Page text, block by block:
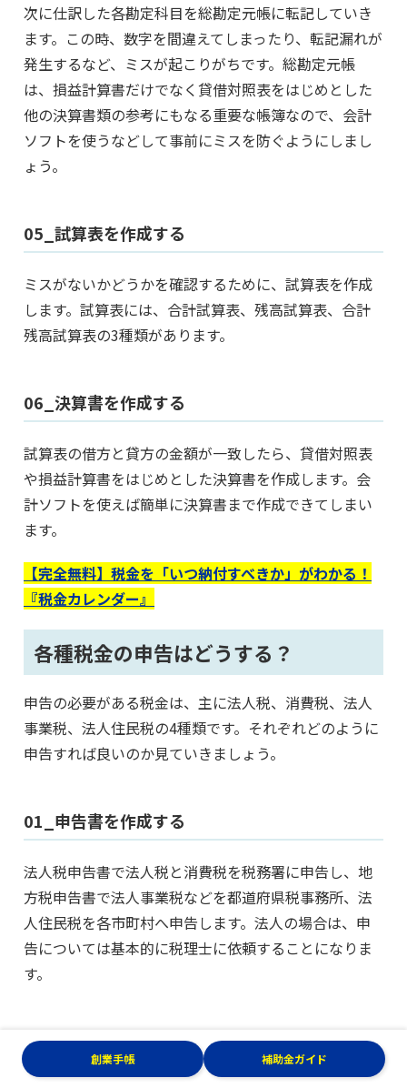
次に仕訳した各勘定科目を総勘定元帳に転記していき
ます。この時、数字を間違えてしまったり、転記漏れが
発生するなど、ミスが起こりがちです。総勘定元帳
は、損益計算書だけでなく貸借対照表をはじめとした
他の決算書類の参考にもなる重要な帳簿なので、会計
ソフトを使うなどして事前にミスを防ぐようにしまし
ょう。
05_試算表を作成する
ミスがないかどうかを確認するために、試算表を作成
します。試算表には、合計試算表、残高試算表、合計
残高試算表の3種類があります。
06_決算書を作成する
試算表の借方と貸方の金額が一致したら、貸借対照表
や損益計算書をはじめとした決算書を作成します。会
計ソフトを使えば簡単に決算書まで作成できてしまい
ます。
【完全無料】税金を「いつ納付すべきか」がわかる！
『税金カレンダー』
各種税金の申告はどうする？
申告の必要がある税金は、主に法人税、消費税、法人
事業税、法人住民税の4種類です。それぞれどのように
申告すれば良いのか見ていきましょう。
01_申告書を作成する
法人税申告書で法人税と消費税を税務署に申告し、地
方税申告書で法人事業税などを都道府県税事務所、法
人住民税を各市町村へ申告します。法人の場合は、申
告については基本的に税理士に依頼することになりま
す。
02_申告書をもとに納税する
創業手帳 補助金ガイド